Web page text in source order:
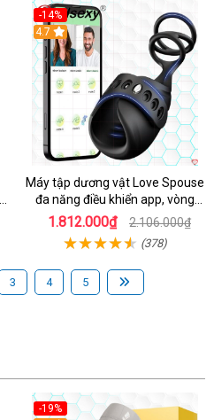
-14%
4.7
Máy tập dương vật Love Spouse
đa năng điều khiển app, vòng
đeo siêu tiện
1.812.000₫ 2.106.000₫
(378)
3 4 5
-19%